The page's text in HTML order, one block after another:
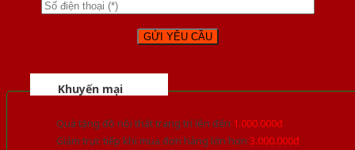
Khuyến mại
Quà tặng đồ nội thất trang trí lên đến 1.000.000đ
Giảm trực tiếp khi mua đơn hàng lớn hơn 3.000.000đ